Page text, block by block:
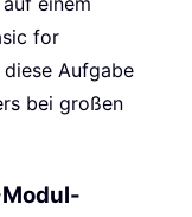
for
Aufgabe
bei großen